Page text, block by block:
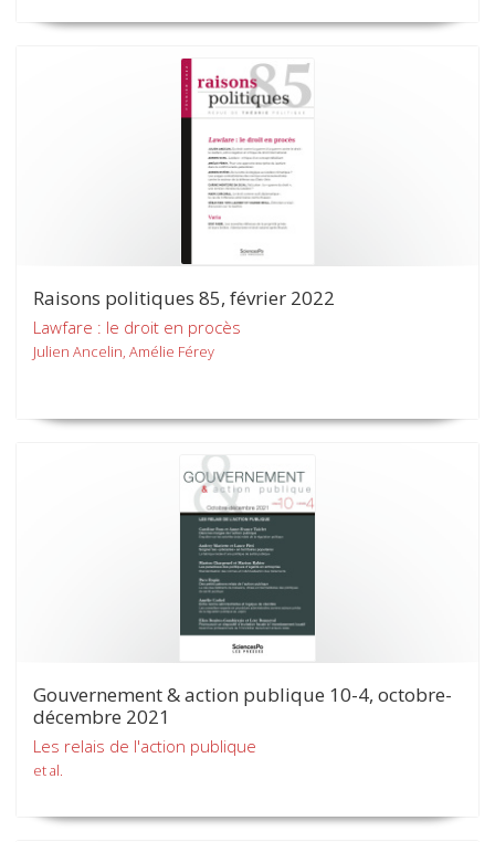
Raisons politiques 85, février 2022
Lawfare : le droit en procès
Julien Ancelin, Amélie Férey
Gouvernement & action publique 10-4, octobre-
décembre 2021
Les relais de l'action publique
et al.